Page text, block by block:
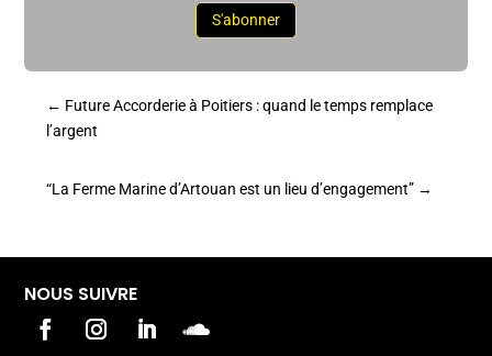
S'abonner
← Future Accorderie à Poitiers : quand le temps remplace
l’argent
“La Ferme Marine d’Artouan est un lieu d’engagement” →
NOUS SUIVRE